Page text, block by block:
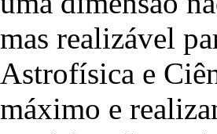
mas realizável
Astrofísica e
máximo e